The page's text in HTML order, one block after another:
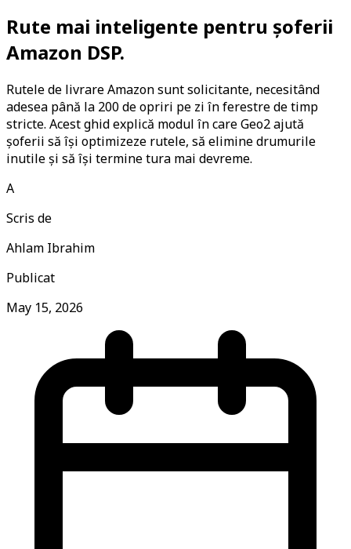
Rute mai inteligente pentru șoferii
Amazon DSP.
Rutele de livrare Amazon sunt solicitante, necesitând
adesea până la 200 de opriri pe zi în ferestre de timp
stricte. Acest ghid explică modul în care Geo2 ajută
șoferii să își optimizeze rutele, să elimine drumurile
inutile și să își termine tura mai devreme.
A
Scris de
Ahlam Ibrahim
Publicat
May 15, 2026